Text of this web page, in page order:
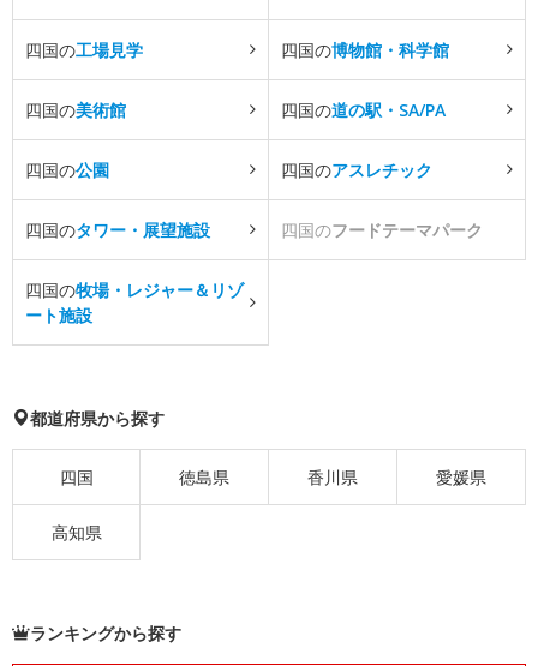
四国の工場見学 四国の博物館・科学館
四国の美術館 四国の道の駅・SA/PA
四国の公園 四国のアスレチック
四国のタワー・展望施設 四国のフードテーマパーク
四国の牧場・レジャー＆リゾ
ート施設
都道府県から探す
四国 徳島県 香川県 愛媛県
高知県
ランキングから探す